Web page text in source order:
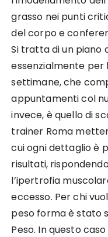
grasso nei punti
del corpo e
Si tratta di un piano
essenzialmente per
settimane, che
appuntamenti col
invece, è quello di
trainer Roma
cui ogni dettaglio è
risultati,
l’ipertrofia
eccesso. Per chi
peso forma è stato
Peso. In questo